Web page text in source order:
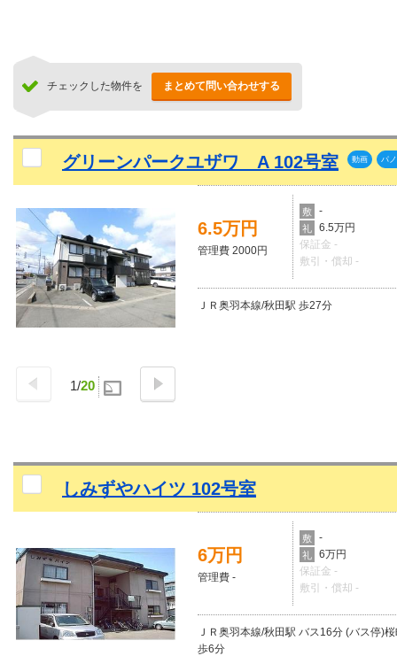
チェックした物件を まとめて問い合わせする
グリーンパークユザワ A 102号室 動画 パ
1/20
6.5万円
管理費 2000円
敷 -
礼
6.5万円
保証金 -
敷引・償却 -
ＪＲ奥羽本線/秋田駅 歩27分
しみずやハイツ 102号室
6万円
管理費 -
敷 -
礼
6万円
保証金 -
敷引・償却 -
ＪＲ奥羽本線/秋田駅 バス16分 (バス停)
歩6分